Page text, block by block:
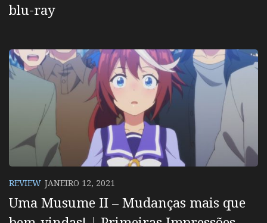
blu-ray
REVIEW JANEIRO 12, 2021
Uma Musume II – Mudanças mais que